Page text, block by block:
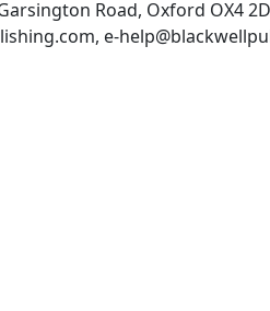
Road, Oxford OX4
, e-